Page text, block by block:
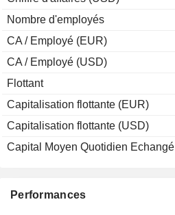
Performances
Nombre d'employés
CA / Employé (EUR)
CA / Employé (USD)
Flottant
Capitalisation flottante (EUR)
Capitalisation flottante (USD)
Capital Moyen Quotidien Echangé